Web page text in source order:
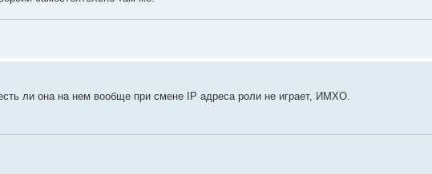
ли она на нем вообще при смене IP адреса роли не играет, ИМХО.